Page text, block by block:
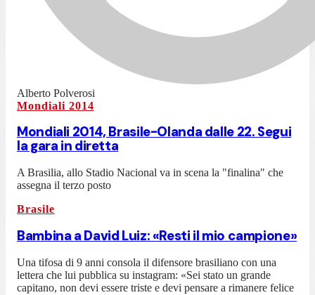
Alberto Polverosi
Mondiali 2014
Mondiali 2014, Brasile-Olanda dalle 22. Segui
la gara in diretta
A Brasilia, allo Stadio Nacional va in scena la "finalina" che
assegna il terzo posto
Brasile
Bambina a David Luiz: «Resti il mio campione»
Una tifosa di 9 anni consola il difensore brasiliano con una
lettera che lui pubblica su instagram: «Sei stato un grande
capitano, non devi essere triste e devi pensare a rimanere felice